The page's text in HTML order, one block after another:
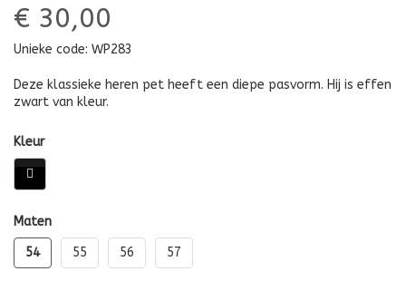
€ 30,00
Unieke code: WP283
Deze klassieke heren pet heeft een diepe pasvorm. Hij is effen
zwart van kleur.
Kleur
Maten
54
55 56 57